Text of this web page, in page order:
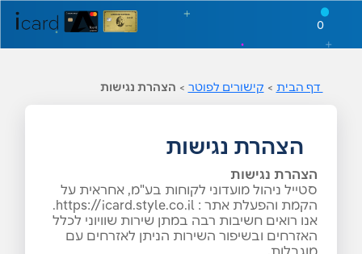
0
דף הבית > קישורים לפוטר > הצהרת נגישות
הצהרת נגישות
הצהרת נגישות
סטייל ניהול מועדוני לקוחות בע"מ, אחראית על
הקמת והפעלת אתר : https://icard.style.co.il.
אנו רואים חשיבות רבה במתן שירות שוויוני לכלל
האזרחים ובשיפור השירות הניתן לאזרחים עם
מוגבלות.